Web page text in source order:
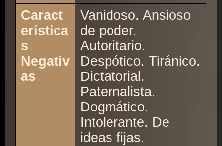
Caract
erística
s
Negativ
as
Vanidoso. Ansioso
de poder.
Autoritario.
Despótico. Tiránico.
Dictatorial.
Paternalista.
Dogmático.
Intolerante. De
ideas fijas.